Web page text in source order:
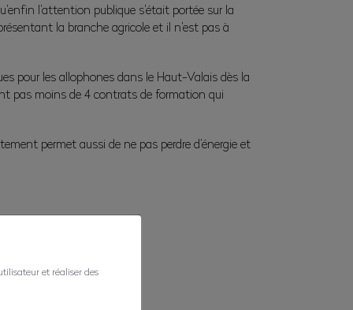
l’attention publique s’était portée sur la
la branche agricole et il n’est pas à
pour les allophones dans le Haut-Valais dès la
pas moins de 4 contrats de formation qui
permet aussi de ne pas perdre d’énergie et
et réaliser des